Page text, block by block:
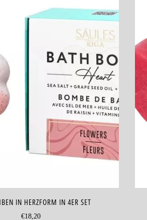
IN HERZFORM IN 4ER SET
€18,20